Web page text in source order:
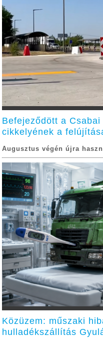
Befejeződött a
cikkelyének a
Augusztus végén újra
Közüzem: műszaki
hulladékszállítás